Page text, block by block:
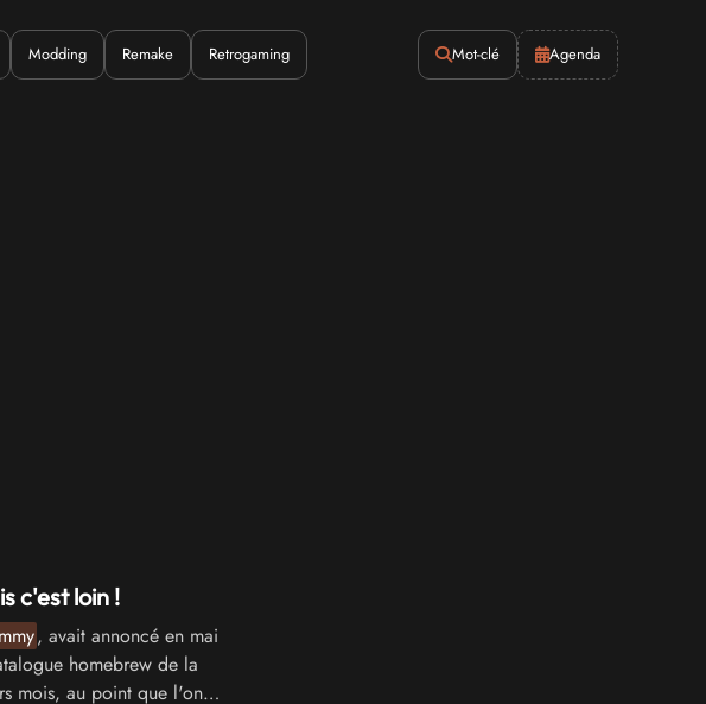
Modding Remake Retrogaming Mot-clé Agenda
c'est loin !
, avait annoncé en mai
homebrew de la
mois, au point que l'on